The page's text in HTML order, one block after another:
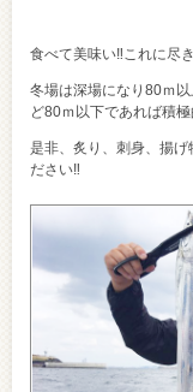
食べて美味い‼これに尽
冬場は深場になり80ｍ
ど80ｍ以下であれば積極
是非、炙り、刺身、揚げ
ださい‼